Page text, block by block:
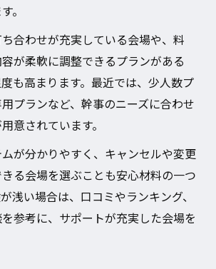
。
合わせが充実している会場や、料
が柔軟に調整できるプランがある
も高まります。最近では、少人数プ
プランなど、幹事のニーズに合わせ
意されています。
が分かりやすく、キャンセルや変更
る会場を選ぶことも安心材料の一つ
浅い場合は、口コミやランキング、
参考に、サポートが充実した会場を